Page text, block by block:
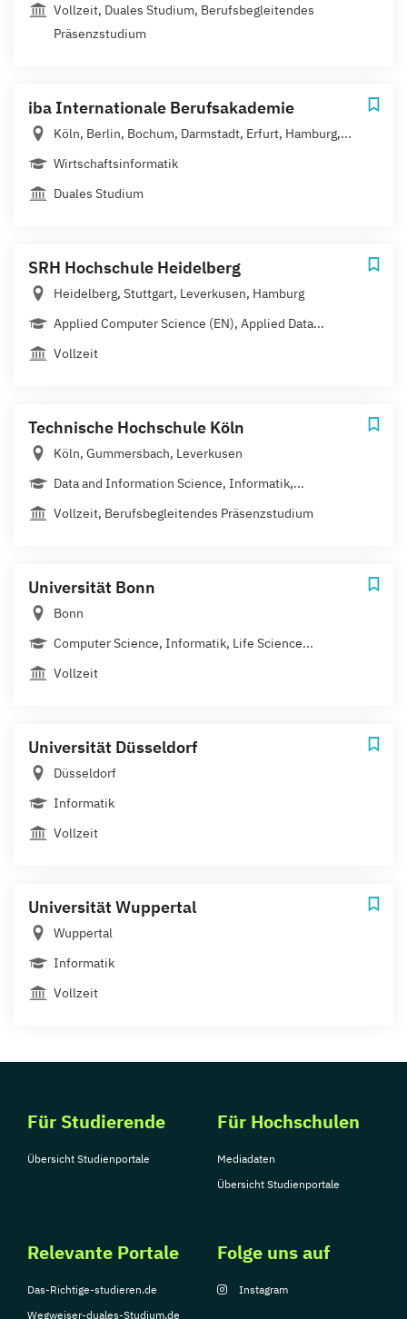
Vollzeit, Duales Studium, Berufsbegleitendes
Präsenzstudium
iba Internationale Berufsakademie
Köln, Berlin, Bochum, Darmstadt, Erfurt, Hamburg,...
Wirtschaftsinformatik
Duales Studium
SRH Hochschule Heidelberg
Heidelberg, Stuttgart, Leverkusen, Hamburg
Applied Computer Science (EN), Applied Data...
Vollzeit
Technische Hochschule Köln
Köln, Gummersbach, Leverkusen
Data and Information Science, Informatik,...
Vollzeit, Berufsbegleitendes Präsenzstudium
Universität Bonn
Bonn
Computer Science, Informatik, Life Science...
Vollzeit
Universität Düsseldorf
Düsseldorf
Informatik
Vollzeit
Universität Wuppertal
Wuppertal
Informatik
Vollzeit
Für Studierende
Übersicht Studienportale
Für Hochschulen
Mediadaten
Übersicht Studienportale
Relevante Portale
Das-Richtige-studieren.de
Wegweiser-duales-Studium.de
Folge uns auf
Instagram